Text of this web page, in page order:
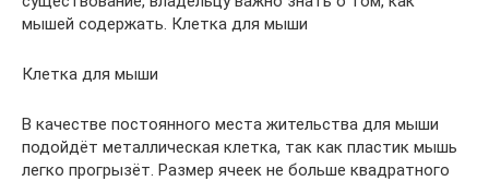
мышей содержать. Клетка для мыши
Клетка для мыши
В качестве постоянного места жительства для мыши
подойдёт металлическая клетка, так как пластик мышь
легко прогрызёт. Размер ячеек не больше квадратного